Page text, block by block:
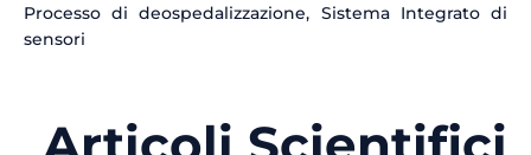
Processo di deospedalizzazione, Sistema Integrato di
sensori